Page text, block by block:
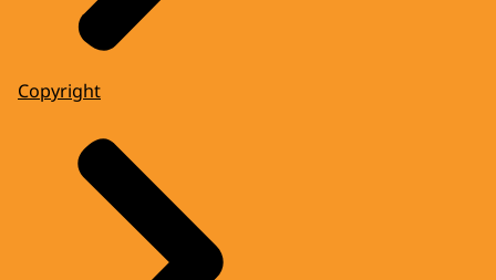
Copyright